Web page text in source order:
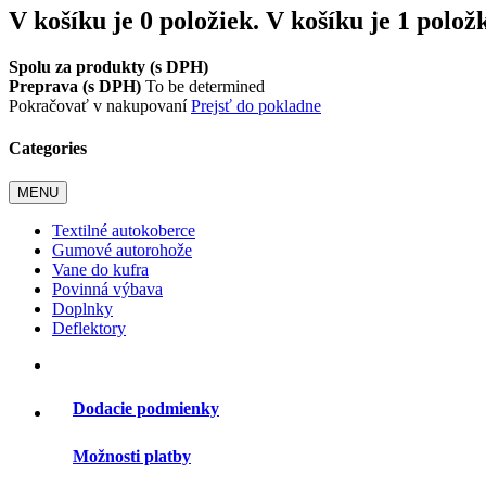
V košíku je 0 položiek. V košíku je 1
Spolu za produkty (s DPH)
Preprava (s DPH) To be determined
Pokračovať v nakupovaníPrejsť do pokladne
Categories
MENU
Textilné autokoberce
Gumové autorohože
Vane do kufra
Povinná výbava
Doplnky
Deflektory
Dodacie podmienky
Možnosti platby